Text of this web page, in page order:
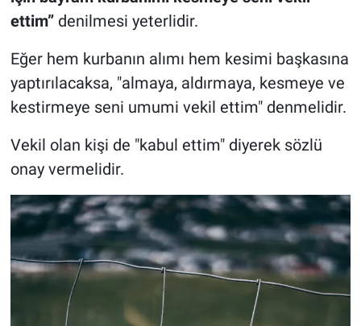
ettim” denilmesi yeterlidir.
Eğer hem kurbanın alımı hem kesimi başkasına
yaptırılacaksa, "almaya, aldırmaya, kesmeye ve
kestirmeye seni umumi vekil ettim" denmelidir.
Vekil olan kişi de "kabul ettim" diyerek sözlü
onay vermelidir.